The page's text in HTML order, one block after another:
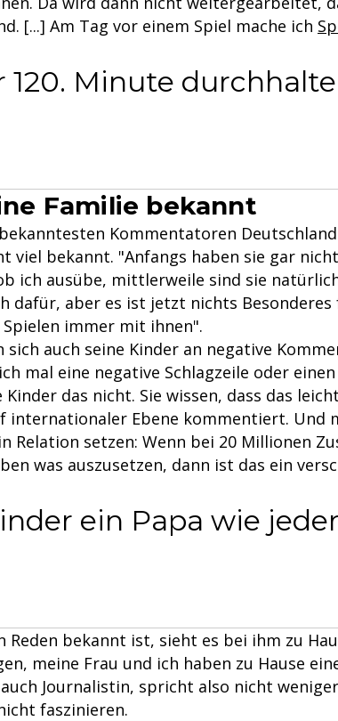
[...] Am Tag vor einem Spiel mache ich
120. Minute
Familie bekannt
Kommentatoren
viel bekannt. "Anfangs haben sie gar nicht
ich ausübe, mittlerweile sind sie
dafür, aber es ist jetzt nichts Besonderes
immer mit ihnen".
sich auch seine Kinder an negative
mal eine negative Schlagzeile oder
das nicht. Sie wissen, dass das
internationaler Ebene kommentiert. Und
Relation setzen: Wenn bei 20 Millionen
was auszusetzen, dann ist das ein
ein Papa wie
Reden bekannt ist, sieht es bei ihm zu
meine Frau und ich haben zu Hause
Journalistin, spricht also nicht
faszinieren.